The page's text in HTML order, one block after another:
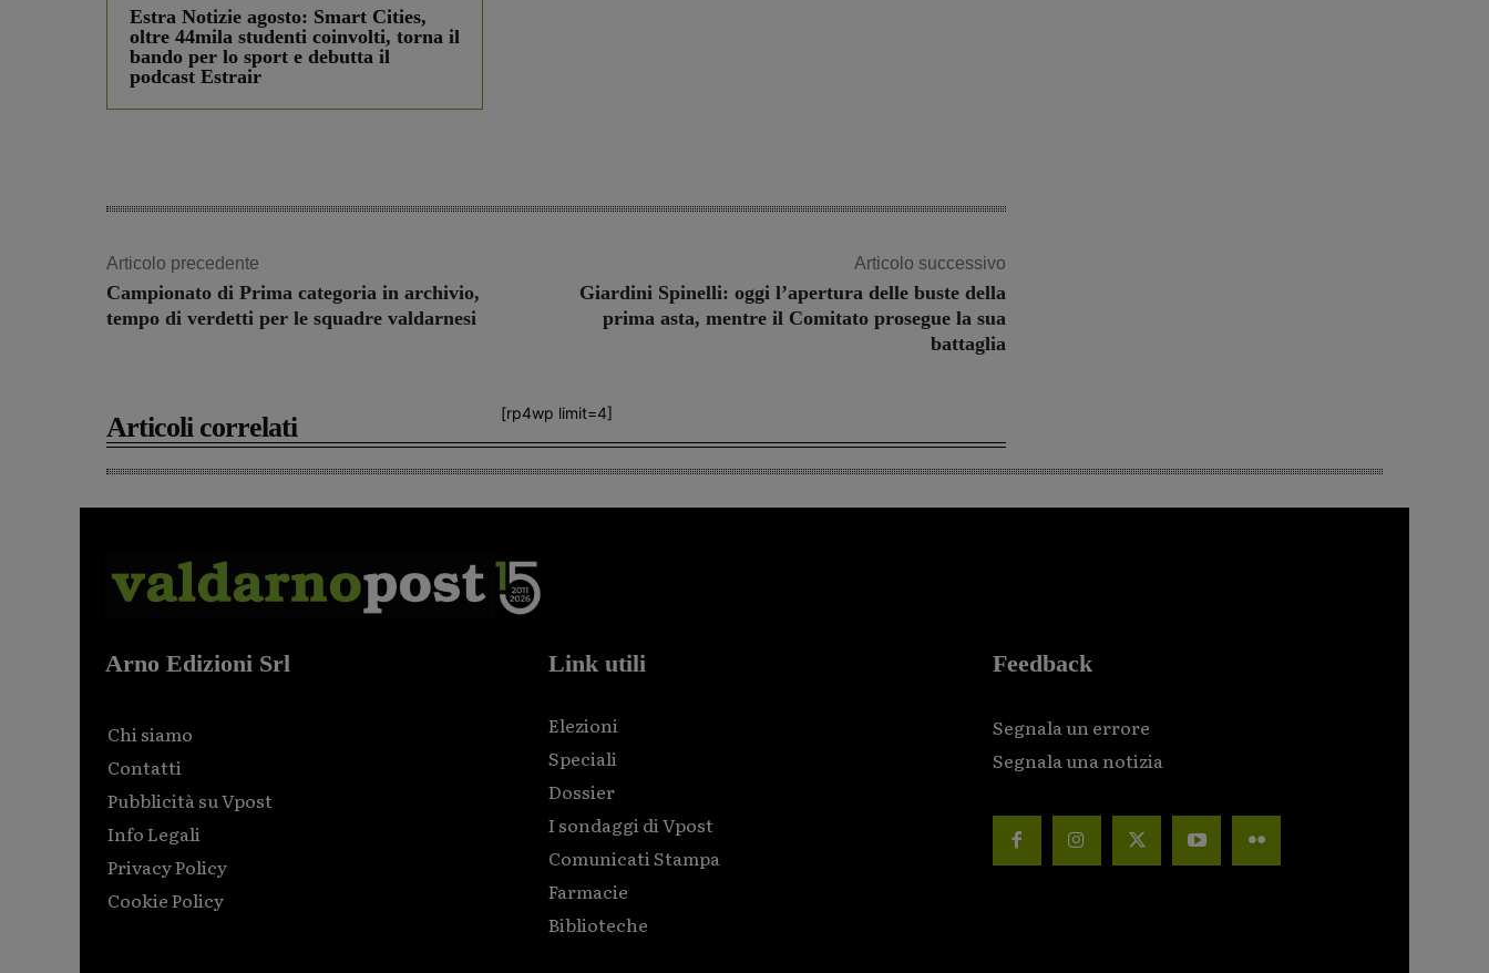
Estra Notizie agosto: Smart Cities,
oltre 44mila studenti coinvolti, torna il
bando per lo sport e debutta il
podcast Estrair
Articolo precedente
Campionato di Prima categoria in archivio,
tempo di verdetti per le squadre valdarnesi
Articolo successivo
Giardini Spinelli: oggi l’apertura delle buste della
prima asta, mentre il Comitato prosegue la sua
battaglia
[rp4wp limit=4]
Articoli correlati
Arno Edizioni Srl
Chi siamo
Contatti
Pubblicità su Vpost
Info Legali
Privacy Policy
Cookie Policy
Link utili
Elezioni
Speciali
Dossier
I sondaggi di Vpost
Comunicati Stampa
Farmacie
Biblioteche
Feedback
Segnala un errore
Segnala una notizia